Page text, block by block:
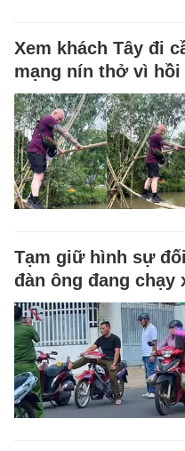
Xem khách Tây đi
mạng nín thở vì hồi
Tạm giữ hình sự
đàn ông đang chạy